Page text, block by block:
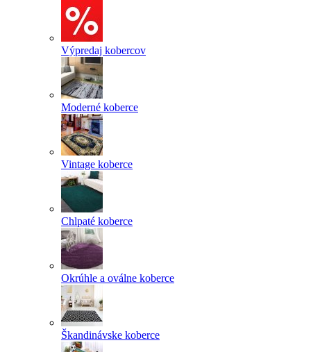
Výpredaj kobercov
Moderné koberce
Vintage koberce
Chlpaté koberce
Okrúhle a oválne koberce
Škandinávske koberce